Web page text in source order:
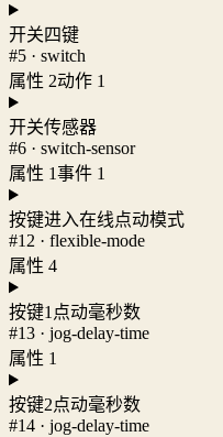
开关四键
#5 · switch
属性 2动作 1
开关传感器
#6 · switch-sensor
属性 1事件 1
按键进入在线点动模式
#12 · flexible-mode
属性 4
按键1点动毫秒数
#13 · jog-delay-time
属性 1
按键2点动毫秒数
#14 · jog-delay-time